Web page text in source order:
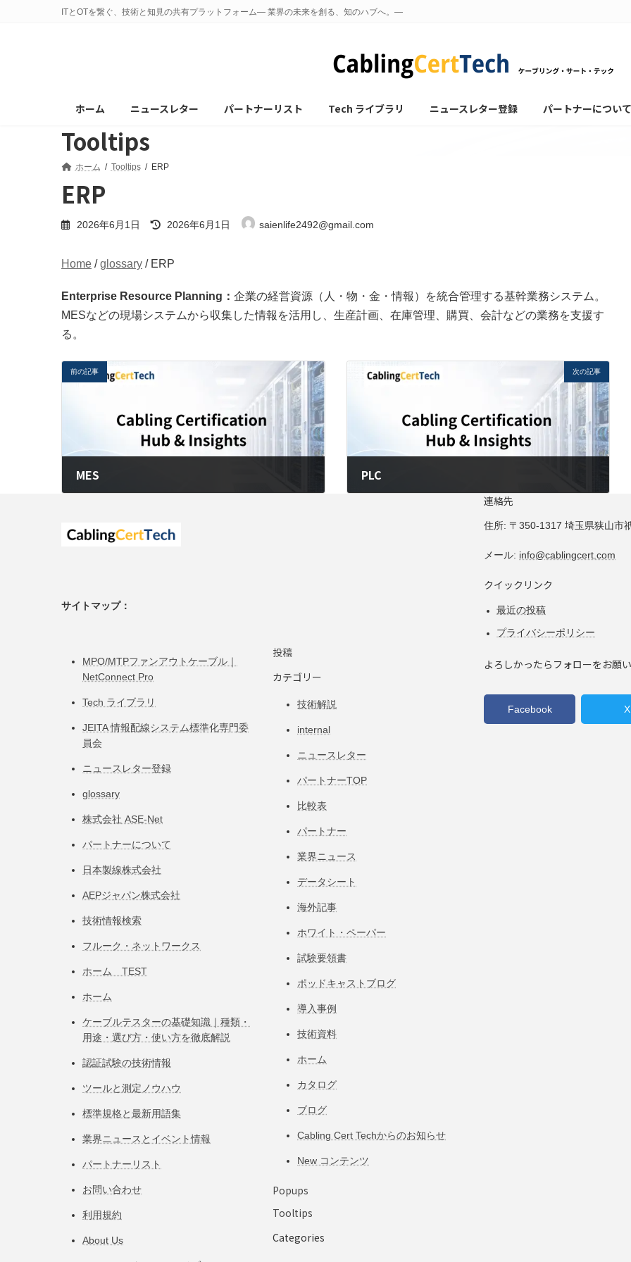
ITとOTを繋ぐ、技術と知見の共有プラットフォーム— 業界の未来を創る、知のハブへ。—
ホーム ニュースレター パートナーリスト Tech ライブラリ ニュースレター登録 パートナーについて
Tooltips
ホーム Tooltips ERP
ERP
2026年6月1日
最
新
時
:
2026年6月1日 saienlife2492@gmail.com
Home /glossary / ERP
Enterprise Resource Planning： 企業の経営資源（人・物・金・情報）を統合管理する基幹業務システム。
MESなどの現場システムから収集した情報を活用し、生産計画、在庫管理、購買、会計などの業務を支援す
る。
前の記事
MES
次の記事
PLC
サイトマップ：
MPO/MTPファンアウトケーブル｜
NetConnect Pro
Tech ライブラリ
JEITA 情報配線システム標準化専⾨委
員会
ニュースレター登録
glossary
株式会社 ASE-Net
パートナーについて
日本製線株式会社
AEPジャパン株式会社
技術情報検索
フルーク・ネットワークス
ホーム TEST
ホーム
ケーブルテスターの基礎知識｜種類・
用途・選び方・使い方を徹底解説
認証試験の技術情報
ツールと測定ノウハウ
標準規格と最新用語集
業界ニュースとイベント情報
パートナーリスト
お問い合わせ
利用規約
About Us
投稿
カテゴリー
技術解説
internal
ニュースレター
パートナーTOP
比較表
パートナー
業界ニュース
データシート
海外記事
ホワイト・ペーパー
試験要領書
ポッドキャストブログ
導入事例
技術資料
ホーム
カタログ
ブログ
Cabling Cert Techからのお知らせ
New コンテンツ
Popups
Tooltips
Categories
連絡先
住所: 〒350-1317 埼玉県狭山市
メール: info@cablingcert.com
クイックリンク
最近の投稿
プライバシーポリシー
よろしかったらフォローをお願い
Facebook X